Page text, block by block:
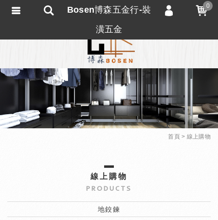
首頁 線上購物
線上購物
PRODUCTS
地鉸鍊
Bosen博森五金行-裝
潢五金
0
會員登入
忘記密碼
訂單查詢
匯款通知